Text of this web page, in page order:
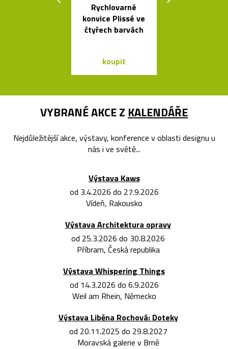
Rychlovarné
konvice Plissé ve
čtyřech barvách
koupit
VYBRANÉ AKCE Z KALENDÁŘE
Nejdůležitější akce, výstavy, konference v oblasti designu u
nás i ve světě...
Výstava Kaws
od 3.4.2026 do 27.9.2026
Vídeň, Rakousko
Výstava Architektura opravy
od 25.3.2026 do 30.8.2026
Příbram, Česká republika
Výstava Whispering Things
od 14.3.2026 do 6.9.2026
Weil am Rhein, Německo
Výstava Liběna Rochová: Doteky
od 20.11.2025 do 29.8.2027
Moravská galerie v Brně